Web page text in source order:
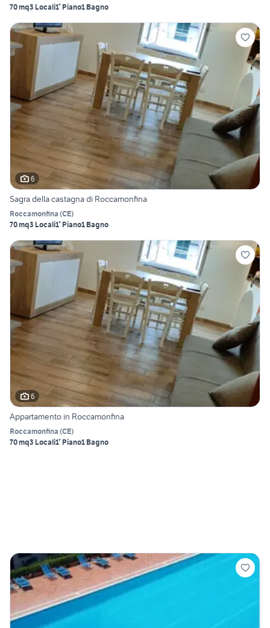
70 mq3 Locali1° Piano1 Bagno
6
Sagra della castagna di Roccamonfina
Roccamonfina (CE)
70 mq3 Locali1° Piano1 Bagno
6
Appartamento in Roccamonfina
Roccamonfina (CE)
70 mq3 Locali1° Piano1 Bagno